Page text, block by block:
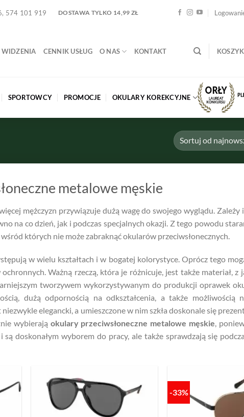
574 101 919 DOSTAWA TYLKO 14,99 ZŁ
WIDZENIA CENNIK USŁUG O NAS KONTAKT
SPORTOWCY PROMOCJE OKULARY KOREKCYJNE
metalowe męskie
mężczyzn przywiązuje dużą wagę do swojego wyglądu. Zależy
na co dzień, jak i podczas specjalnych okazji. Z tego powodu
których nie może zabraknąć okularów przeciwsłonecznych.
w wielu kształtach i w bogatej kolorystyce. Oprócz tego
Ważną rzeczą, która je różnicuje, jest także materiał, z
tworzywem wykorzystywanym do produkcji oprawek
dużą odpornością na odkształcenia, a także możliwością
elegancki, a umieszczone w nim szkła doskonale się
wybierają okulary przeciwsłoneczne metalowe męskie,
są doskonałym wyborem do pracy, ale także sprawdzają się
-33%